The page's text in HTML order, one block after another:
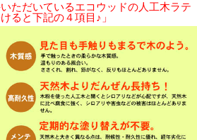
ただいているエコウッドの人工木ラテ
ると下記の４項目♪」